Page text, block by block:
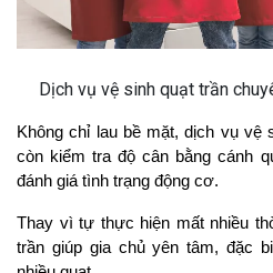
Dịch vụ vệ sinh quạt trần
Không chỉ lau bề mặt, dịch vụ vệ
còn kiểm tra độ cân bằng cánh
đánh giá tình trạng động cơ.
Thay vì tự thực hiện mất nhiều
trần giúp gia chủ yên tâm, đặc